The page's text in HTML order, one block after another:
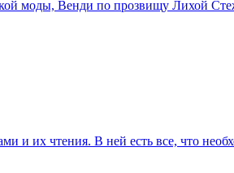
моды, Венди по прозвищу Лихой
и их чтения. В ней есть все, что